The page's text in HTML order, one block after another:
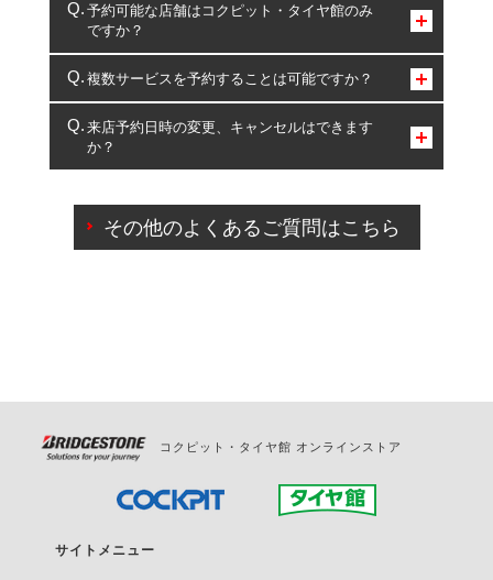
予約可能な店舗はコクピット・タイヤ館のみ
ですか？
コクピット・タイヤ館のみとなります。
複数サービスを予約することは可能ですか？
複数サービスのご予約は可能です。
一部の商品・サービスの組み合わせに限り、同時にご予約が
出来ないものもございます。
来店予約日時の変更、キャンセルはできます
か？
ご来店予約日の3営業日前を過ぎている場合のご予約
の日時変更につきましては、直接ご予約の店舗まで
その他のよくあるご質問はこちら
コクピット・タイヤ館 オンラインストア
サイトメニュー